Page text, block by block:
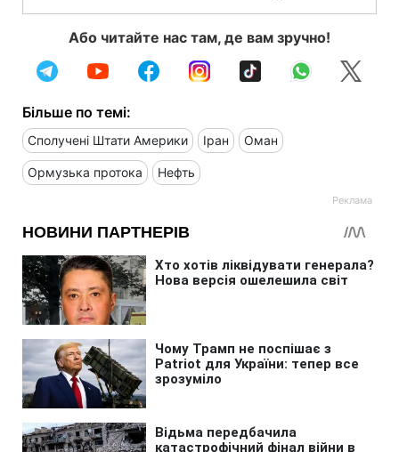
Або читайте нас там, де вам зручно!
Більше по темі:
Сполучені Штати Америки Іран Оман
Ормузька протока Нефть